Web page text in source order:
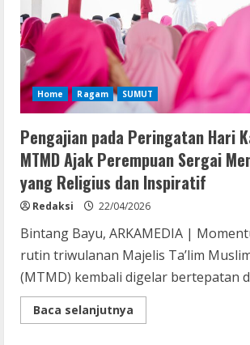
Home Ragam SUMUT
Pengajian pada Peringatan Hari
MTMD Ajak Perempuan Sergai
yang Religius dan Inspiratif
Redaksi 22/04/2026
Bintang Bayu, ARKAMEDIA |
rutin triwulanan Majelis Ta’lim
(MTMD) kembali digelar bertepatan
Baca selanjutnya
more